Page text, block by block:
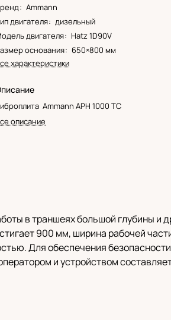
: Ammann
двигателя: дизельный
двигателя: Hatz 1D90V
основания: 650×800 мм
характеристики
Ammann APH 1000 TC
описание
в траншеях большой глубины и
900 мм, ширина рабочей
Для обеспечения
и устройством